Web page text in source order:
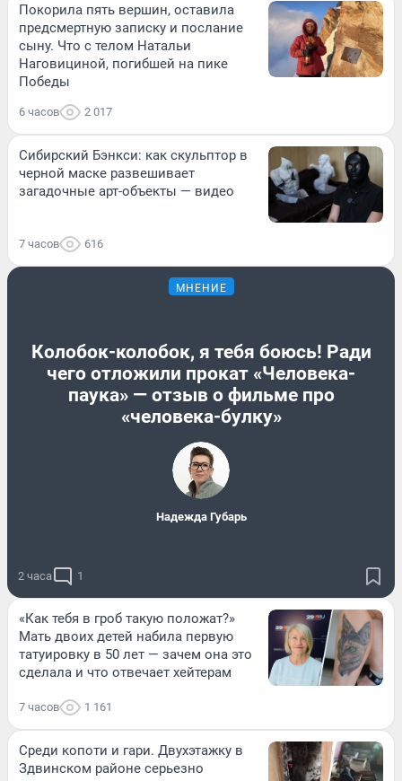
Покорила пять вершин, оставила
предсмертную записку и послание
сыну. Что с телом Натальи
Наговициной, погибшей на пике
Победы
6 часов 2 017
Сибирский Бэнкси: как скульптор в
черной маске развешивает
загадочные арт-объекты — видео
7 часов 616
МНЕНИЕ
Колобок-колобок, я тебя боюсь! Ради
чего отложили прокат «Человека-
паука» — отзыв о фильме про
«человека-булку»
Надежда Губарь
2 часа 1
«Как тебя в гроб такую положат?»
Мать двоих детей набила первую
татуировку в 50 лет — зачем она это
сделала и что отвечает хейтерам
7 часов 1 161
Среди копоти и гари. Двухэтажку в
Здвинском районе серьезно